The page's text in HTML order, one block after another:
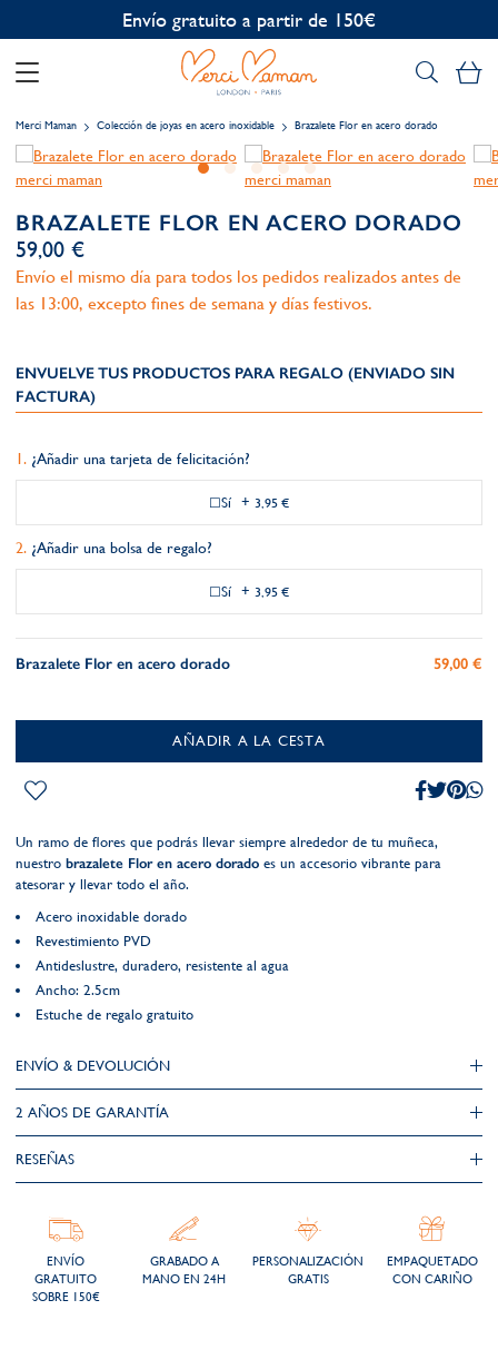
Personalización gratuita
Merci Maman Colección de joyas en acero inoxidable Brazalete Flor en acero dorado
BRAZALETE FLOR EN ACERO DORADO
59,00 €
Envío el mismo día para todos los pedidos realizados antes de
las 13:00, excepto fines de semana y días festivos.
ENVUELVE TUS PRODUCTOS PARA REGALO (ENVIADO SIN
FACTURA)
¿Añadir una tarjeta de felicitación?
Sí + 3,95 €
¿Añadir una bolsa de regalo?
Sí + 3,95 €
Brazalete Flor en acero dorado 59,00 €
AÑADIR A LA CESTA
Un ramo de flores que podrás llevar siempre alrededor de tu muñeca,
nuestro brazalete Flor en acero dorado es un accesorio vibrante para
atesorar y llevar todo el año.
Acero inoxidable dorado
Revestimiento PVD
Antideslustre, duradero, resistente al agua
Ancho: 2.5cm
Estuche de regalo gratuito
ENVÍO & DEVOLUCIÓN
2 AÑOS DE GARANTÍA​
RESEÑAS
ENVÍO
GRATUITO
SOBRE 150€
GRABADO A
MANO EN 24H
PERSONALIZACIÓN
GRATIS
EMPAQUETADO
CON CARIÑO